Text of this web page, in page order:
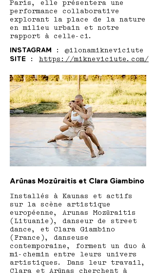
Paris, elle présentera une
performance collaborative
explorant la place de la nature
en milieu urbain et notre
rapport à celle-ci.
INSTAGRAM : @ilonamikneviciute
SITE : https://mikneviciute.com/
Arūnas Mozūraitis et Clara Giambino
Installés à Kaunas et actifs
sur la scène artistique
européenne, Arunas Mozūraitis
(Lituanie), danseur de street
dance, et Clara Giambino
(France), danseuse
contemporaine, forment un duo à
mi-chemin entre leurs univers
artistiques. Dans leur travail,
Clara et Arūnas cherchent à